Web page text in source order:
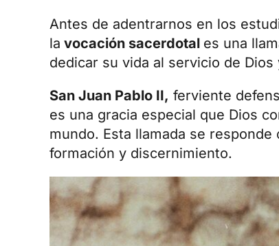
Antes de adentrarnos en los
la vocación sacerdotal es una
dedicar su vida al servicio de
San Juan Pablo II, ferviente
es una gracia especial que Dios
mundo. Esta llamada se
formación y discernimiento.